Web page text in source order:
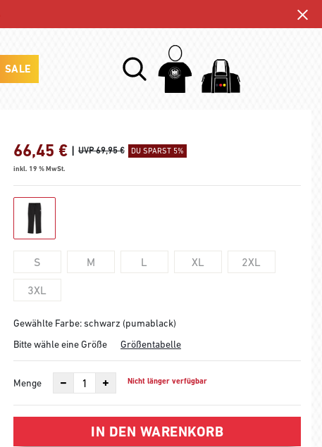
SALE
66,45 € | UVP 69,95 € DU SPARST 5%
inkl. 19 % MwSt.
S M L XL 2XL
3XL
Gewählte Farbe: schwarz (pumablack)
Bitte wähle eine Größe
Größentabelle
Menge Nicht länger verfügbar
IN DEN WARENKORB